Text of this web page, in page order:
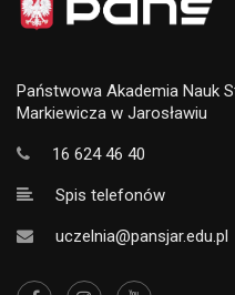
Państwowa Akademia Nauk
Markiewicza w Jarosławiu
16 624 46 40
Spis telefonów
uczelnia@pansjar.edu.pl